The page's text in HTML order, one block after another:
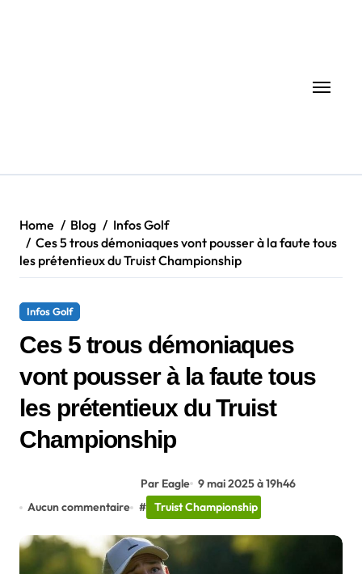
Home Blog
Infos Golf
Ces 5 trous démoniaques vont pousser à la faute tous
les prétentieux du Truist Championship
Infos Golf
Ces 5 trous démoniaques
vont pousser à la faute tous
les prétentieux du Truist
Championship
Par Eagle 9 mai 2025 à 19h46
Aucun commentaire # Truist Championship